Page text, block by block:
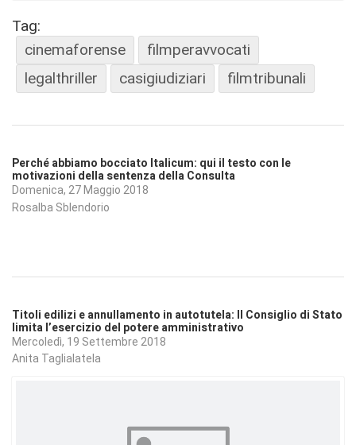
Tag:
cinemaforense
filmperavvocati
legalthriller
casigiudiziari filmtribunali
Perché abbiamo bocciato Italicum: qui il testo con le
motivazioni della sentenza della Consulta
Domenica, 27 Maggio 2018
Rosalba Sblendorio
Titoli edilizi e annullamento in autotutela: Il Consiglio di Stato
limita l’esercizio del potere amministrativo
Mercoledì, 19 Settembre 2018
Anita Taglialatela